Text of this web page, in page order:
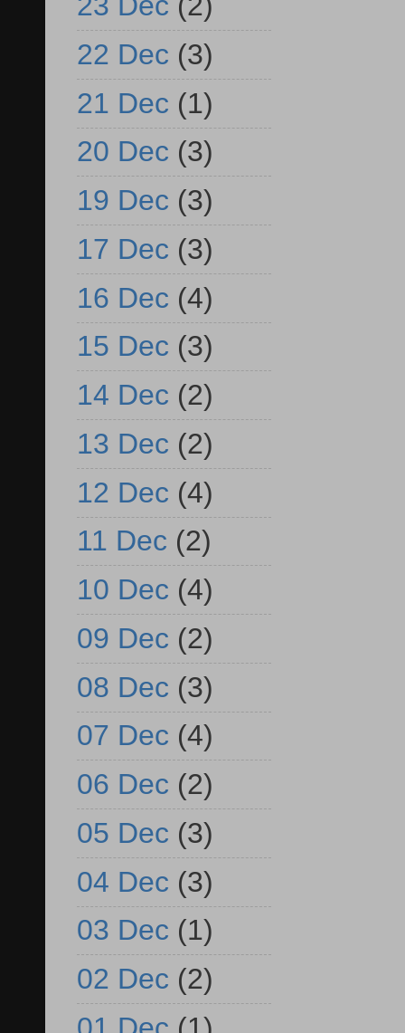
22 Dec (3)
21 Dec (1)
20 Dec (3)
19 Dec (3)
17 Dec (3)
16 Dec (4)
15 Dec (3)
14 Dec (2)
13 Dec (2)
12 Dec (4)
11 Dec (2)
10 Dec (4)
09 Dec (2)
08 Dec (3)
07 Dec (4)
06 Dec (2)
05 Dec (3)
04 Dec (3)
03 Dec (1)
02 Dec (2)